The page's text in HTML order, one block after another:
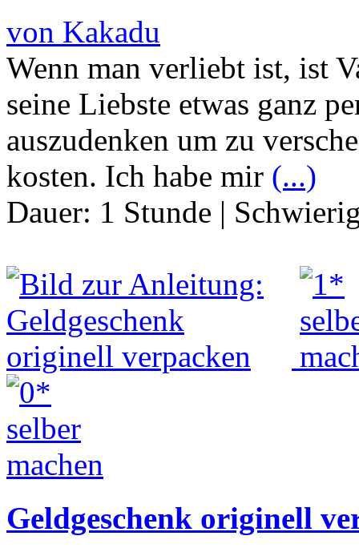
von Kakadu
Wenn man verliebt ist, ist
seine Liebste etwas ganz
auszudenken um zu
kosten. Ich habe mir (...)
Dauer: 1 Stunde |
Geldgeschenk originell